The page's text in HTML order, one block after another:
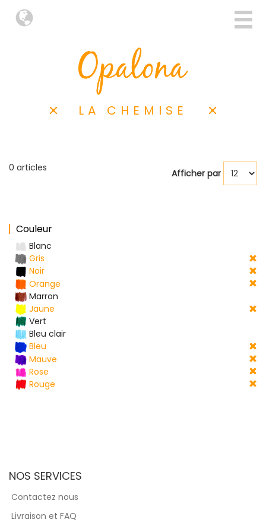
LA CHEMISE
0 articles Afficher par
Couleur
Blanc
Gris
Noir
Orange
Marron
Jaune
Vert
Bleu clair
Bleu
Mauve
Rose
Rouge
NOS SERVICES
Contactez nous
Livraison et FAQ